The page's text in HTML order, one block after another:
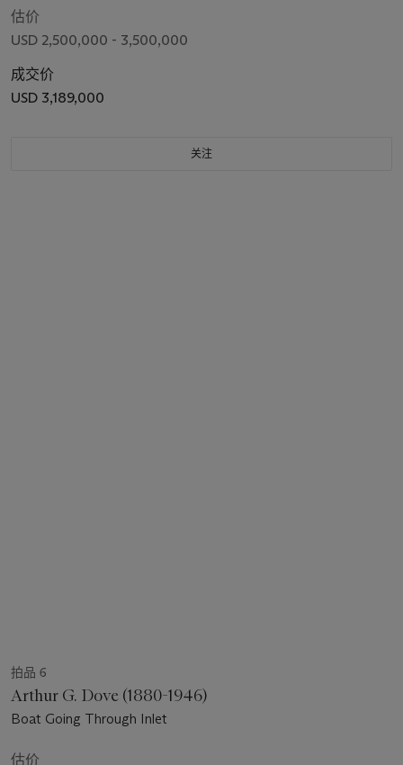
估价
USD 2,500,000 - 3,500,000
成交价
USD 3,189,000
关注
拍品 6
Arthur G. Dove (1880-1946)
Boat Going Through Inlet
估价